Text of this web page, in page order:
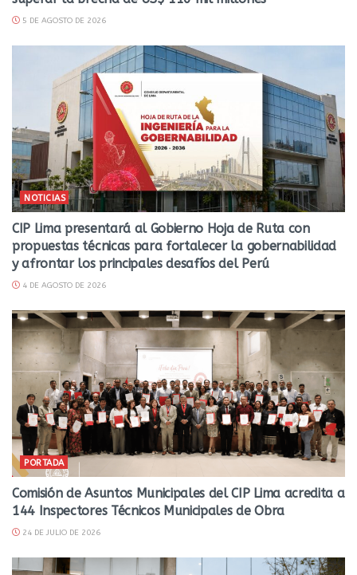
5 DE AGOSTO DE 2026
NOTICIAS
CIP Lima presentará al Gobierno Hoja de Ruta con
propuestas técnicas para fortalecer la gobernabilidad
y afrontar los principales desafíos del Perú
4 DE AGOSTO DE 2026
PORTADA
Comisión de Asuntos Municipales del CIP Lima acredita a
144 Inspectores Técnicos Municipales de Obra
24 DE JULIO DE 2026